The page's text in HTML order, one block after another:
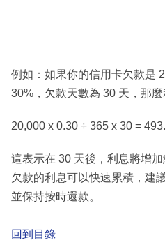
例如：如果你的信用卡欠款是
30%，欠款天數為 30 天，那麼
20,000 x 0.30 ÷ 365 x 30 =
這表示在 30 天後，利息將增
欠款的利息可以快速累積，建
並保持按時還款。
回到目錄